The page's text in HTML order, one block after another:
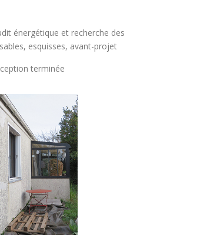
énergétique et recherche des
esquisses, avant-projet
terminée